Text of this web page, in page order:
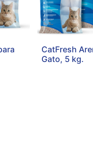
CatFresh
Gato, 5 kg.